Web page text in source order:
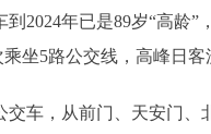
年已是89岁“高龄”
坐5路公交线，高峰日客
车，从前门、天安门、